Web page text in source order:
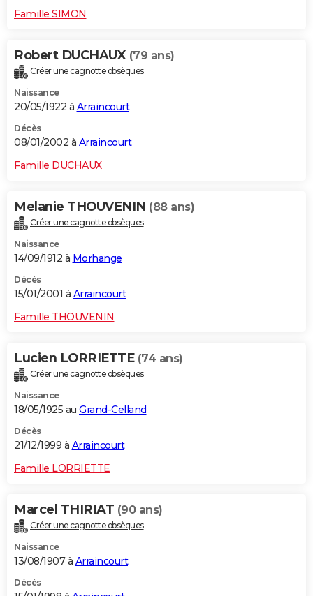
Famille SIMON
Robert DUCHAUX (79 ans)
Créer une cagnotte obsèques
Naissance
20/05/1922 à Arraincourt
Décès
08/01/2002 à Arraincourt
Famille DUCHAUX
Melanie THOUVENIN (88 ans)
Créer une cagnotte obsèques
Naissance
14/09/1912 à Morhange
Décès
15/01/2001 à Arraincourt
Famille THOUVENIN
Lucien LORRIETTE (74 ans)
Créer une cagnotte obsèques
Naissance
18/05/1925 au Grand-Celland
Décès
21/12/1999 à Arraincourt
Famille LORRIETTE
Marcel THIRIAT (90 ans)
Créer une cagnotte obsèques
Naissance
13/08/1907 à Arraincourt
Décès